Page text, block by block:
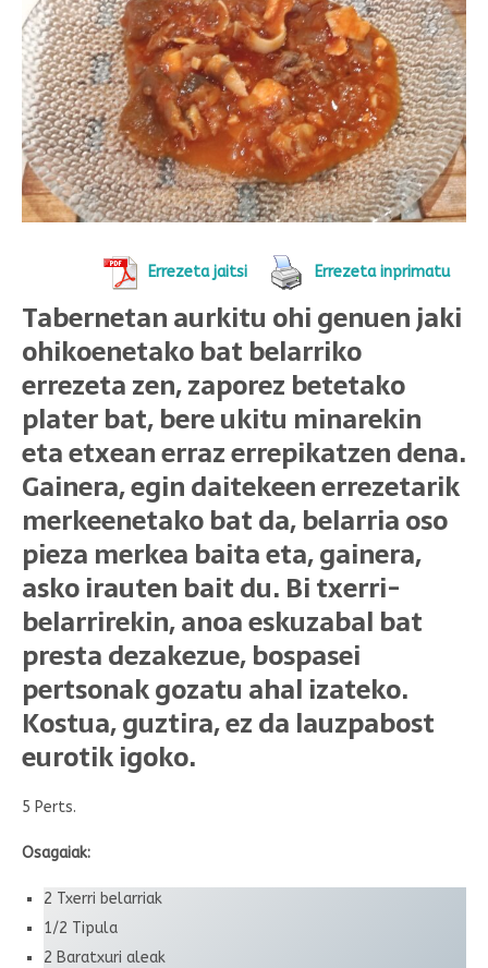
Errezeta jaitsi Errezeta inprimatu
Tabernetan aurkitu ohi genuen jaki
ohikoenetako bat belarriko
errezeta zen, zaporez betetako
plater bat, bere ukitu minarekin
eta etxean erraz errepikatzen dena.
Gainera, egin daitekeen errezetarik
merkeenetako bat da, belarria oso
pieza merkea baita eta, gainera,
asko irauten bait du. Bi txerri-
belarrirekin, anoa eskuzabal bat
presta dezakezue, bospasei
pertsonak gozatu ahal izateko.
Kostua, guztira, ez da lauzpabost
eurotik igoko.
5 Perts.
Osagaiak:
2 Txerri belarriak
1/2 Tipula
2 Baratxuri aleak